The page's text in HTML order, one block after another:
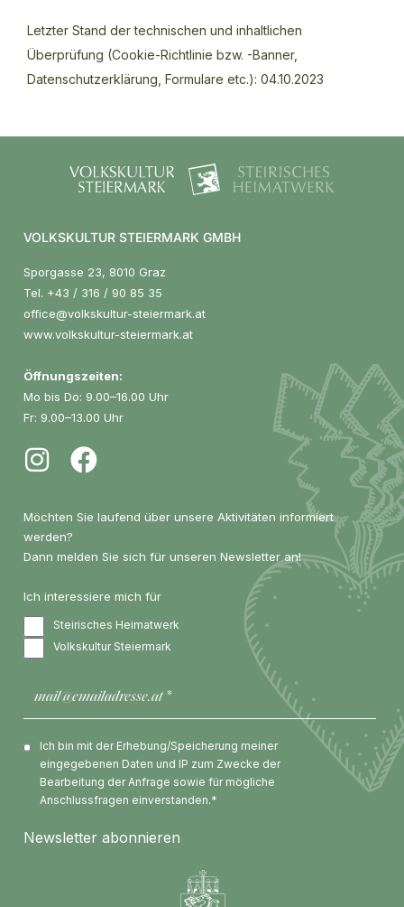
Letzter Stand der technischen und inhaltlichen
Überprüfung (Cookie-Richtlinie bzw. -Banner,
Datenschutzerklärung, Formulare etc.): 04.10.2023
VOLKSKULTUR STEIERMARK GMBH
Sporgasse 23, 8010 Graz
Tel. +43 / 316 / 90 85 35
office@volkskultur-steiermark.at
www.volkskultur-steiermark.at
Öffnungszeiten:
Mo bis Do: 9.00–16.00 Uhr
Fr: 9.00–13.00 Uhr
Möchten Sie laufend über unsere Aktivitäten informiert
werden?
Dann melden Sie sich für unseren Newsletter an!
Ich interessiere mich für
Steirisches Heimatwerk
Volkskultur Steiermark
Ich bin mit der Erhebung/Speicherung meiner
eingegebenen Daten und IP zum Zwecke der
Bearbeitung der Anfrage sowie für mögliche
Anschlussfragen einverstanden.*